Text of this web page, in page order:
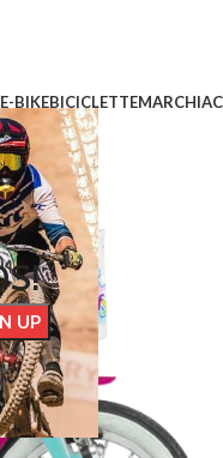
E-BIKEBICICLETTEMARCHI